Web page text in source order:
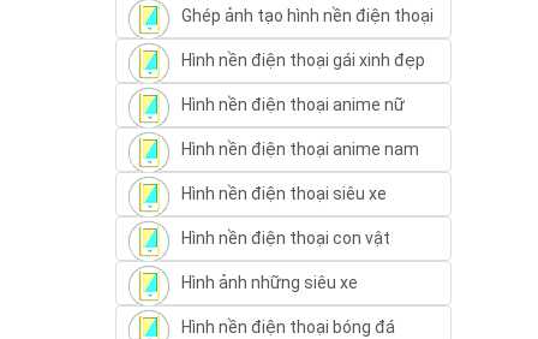
Ghép ảnh tạo hình nền điện thoại
Hình nền điện thoại gái xinh đẹp
Hình nền điện thoại anime nữ
Hình nền điện thoại anime nam
Hình nền điện thoại siêu xe
Hình nền điện thoại con vật
Hình ảnh những siêu xe
Hình nền điện thoại bóng đá